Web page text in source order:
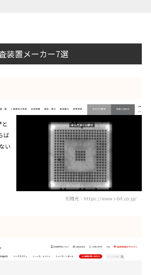
装置メーカー7選
引用元：https://www.i-bit.co.jp/